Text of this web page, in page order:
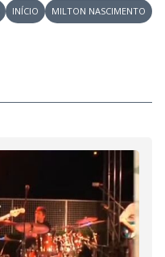
INÍCIO
MILTON NASCIMENTO